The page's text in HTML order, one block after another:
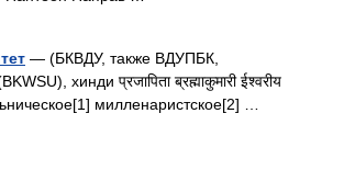
— (БКВДУ, также ВДУПБК,
хинди प्रजापिता ब्रह्माकुमारी ईश्वरीय
милленаристское[2] …